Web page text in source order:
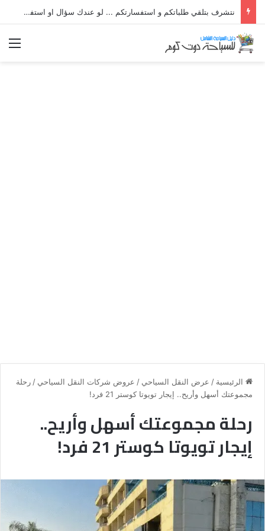
نتشرف بتلقي طلباتكم و استفسارتكم ... لو عندك سؤال او استفسار ماتدرددش فى طلب المساعدة
الرئيسية / عرض النقل السياحي / عروض شركات النقل السياحي / رحلة
مجموعتك أسهل وأريح.. إيجار تويوتا كوستر 21 فرد!
رحلة مجموعتك أسهل وأريح..
إيجار تويوتا كوستر 21 فرد!